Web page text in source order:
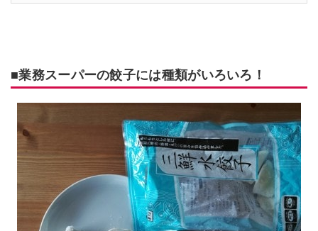
■業務スーパーの餃子には種類がいろいろ！